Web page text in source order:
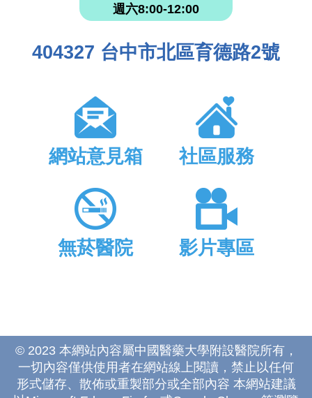
週六8:00-12:00
404327 台中市北區育德路2號
網站意見箱 社區服務
無菸醫院 影片專區
© 2023 本網站內容屬中國醫藥大學附設醫院所有，
一切內容僅供使用者在網站線上閱讀，禁止以任何
形式儲存、散佈或重製部分或全部內容 本網站建議